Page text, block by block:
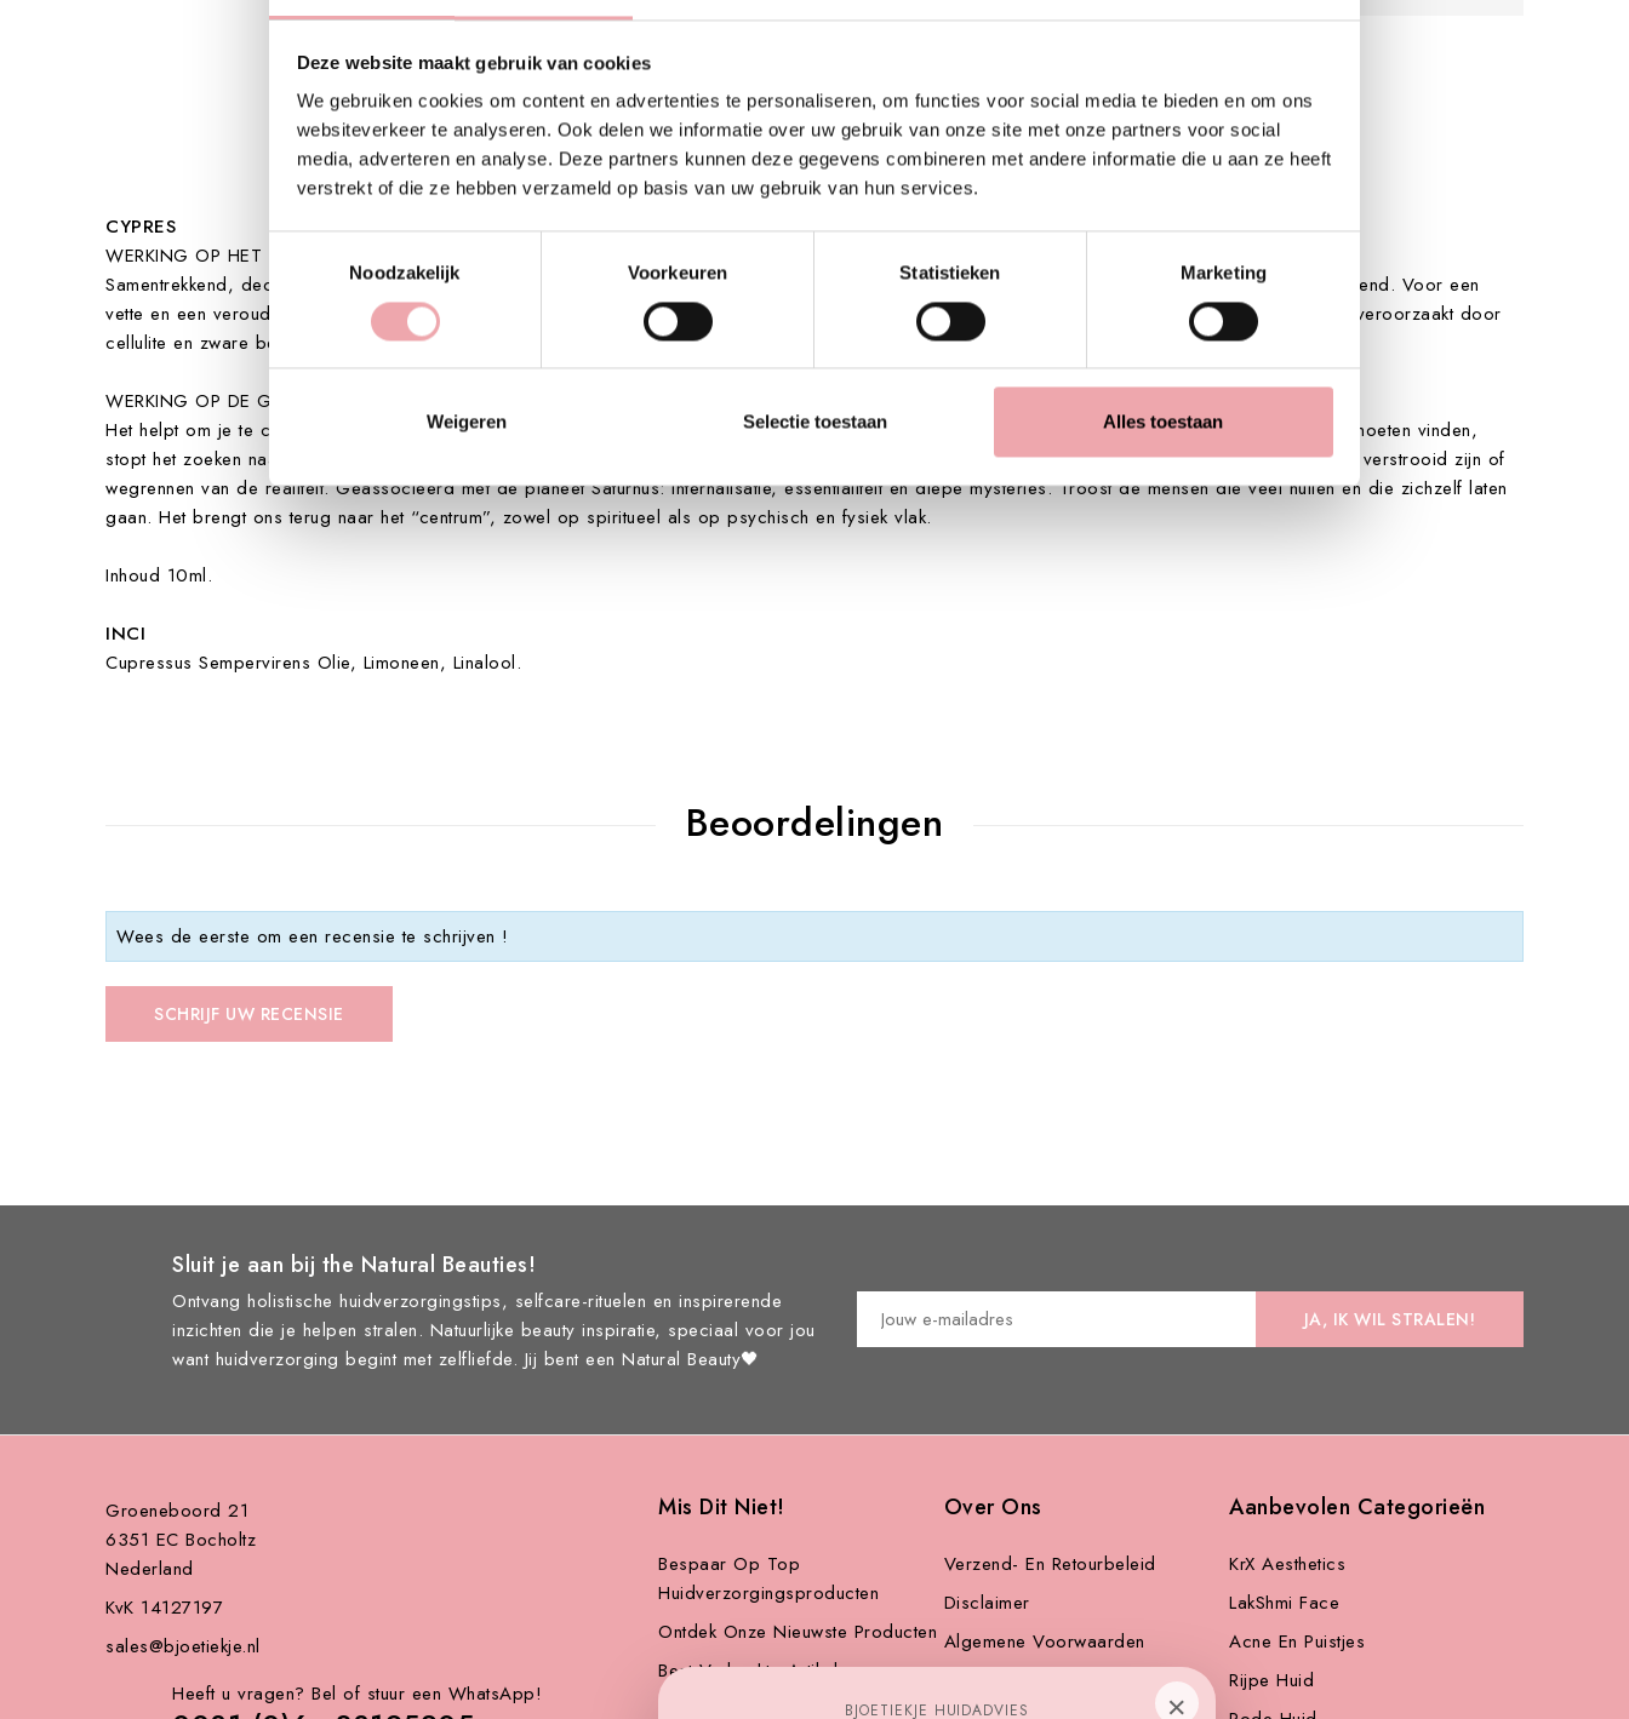
Deze website maakt gebruik van cookies
We gebruiken cookies om content en advertenties te personaliseren, om functies voor social media te bieden en om ons
websiteverkeer te analyseren. Ook delen we informatie over uw gebruik van onze site met onze partners voor social
media, adverteren en analyse. Deze partners kunnen deze gegevens combineren met andere informatie die u aan ze heeft
verstrekt of die ze hebben verzameld op basis van uw gebruik van hun services.
Noodzakelijk
Voorkeuren Statistieken Marketing
Weigeren Selectie toestaan Alles toestaan
Beschrijving Productdetails
CYPRES
WERKING OP HET LICHAAM
Samentrekkend, deodorant (vertraagt ​​bijvoorbeeld de overmatige transpiratie van de menopauze). Antiseptisch, bestrijd parasieten en werkt krampstillend. Voor een
vette en een verouderde huid. Helpt bij huidproblemen gerelateerd aan de aanwezigheid van oppervlakkige haarvaten en tegen een sinaasappelhuid veroorzaakt door
cellulite en zware benen. Goed tegen overgewicht. Reguleert het vrouwelijk hormonaal systeem. Verlaagt Vata en Kapha en verhoogt Pitta.
WERKING OP DE GEEST
Het helpt om je te concentreren op de essentie van het leven. Geschikt voor kwetsbare mensen die weer het geloof en de kracht in zichzelf opnieuw moeten vinden,
stopt het zoeken naar excuses. Ideaal voor dromers die vertraging oplopen bij het realiseren van hun ideeën en projecten. Geschikt voor mensen die verstrooid zijn of
wegrennen van de realiteit. Geassocieerd met de planeet Saturnus: internalisatie, essentialiteit en diepe mysteries. Troost de mensen die veel huilen en die zichzelf laten
gaan. Het brengt ons terug naar het “centrum”, zowel op spiritueel als op psychisch en fysiek vlak.
Inhoud 10ml.
INCI
Cupressus Sempervirens Olie, Limoneen, Linalool.
Beoordelingen
Wees de eerste om een recensie te schrijven !
SCHRIJF UW RECENSIE
Sluit je aan bij the Natural Beauties!
Ontvang holistische huidverzorgingstips, selfcare-rituelen en inspirerende
inzichten die je helpen stralen. Natuurlijke beauty inspiratie, speciaal voor jou
want huidverzorging begint met zelfliefde. Jij bent een Natural Beauty🖤
Groeneboord 21
6351 EC Bocholtz
Nederland
KvK 14127197
sales@bjoetiekje.nl
Heeft u vragen? Bel of stuur een WhatsApp!
Mis Dit Niet!
Bespaar Op Top
Huidverzorgingsproducten
Ontdek Onze Nieuwste Producten
Best Verkochte Artikelen
Over Ons
Verzend- En Retourbeleid
Disclaimer
Algemene Voorwaarden
Betalingsvoorwaarden Klarna
Aanbevolen Categorieën
KrX Aesthetics
LakShmi Face
Acne En Puistjes
Rijpe Huid
×
BJOETIEKJE HUIDADVIES